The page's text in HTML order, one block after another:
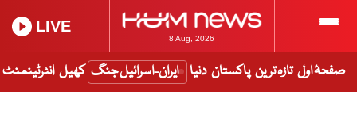
8 Aug, 2026
LIVE
صفحۂ اول تازہ ترین پاکستان دنیا ایران-اسرائیل جنگ کھیل انٹرٹینمنٹ